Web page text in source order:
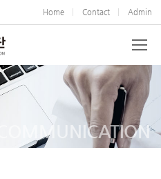
Home Contact Admin
COMMUNICATION